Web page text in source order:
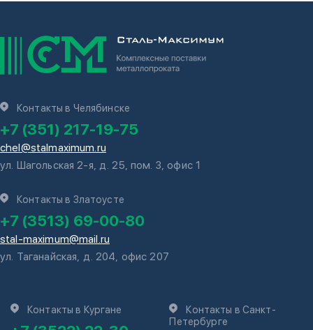
Контакты в Челябинске
+7 (351) 217-19-75
chel@stalmaximum.ru
ул. Шагольская 2-я, д. 25, пом. 3, офис 1
Контакты в Златоусте
+7 (3513) 69-00-80
stal-maximum@mail.ru
ул. Таганайская, д. 204, офис 207
Контакты в Кургане
Контакты в Санкт-
Петербурге